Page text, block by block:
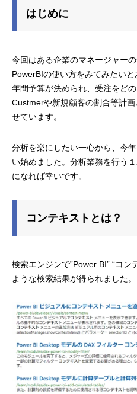
はじめに
今回はある企業のマネージャー
PowerBIの使い方をみてみたいと
年間予算が決められ、受注をど
Custmerや新規顧客の割合等計
せています。
分析を楽にしたい一心から、今
い始めました。分析業務を行う
になれば幸いです。
コンテキストとは？
検索エンジンで”Power BI” “コ
ような検索結果が得られました。